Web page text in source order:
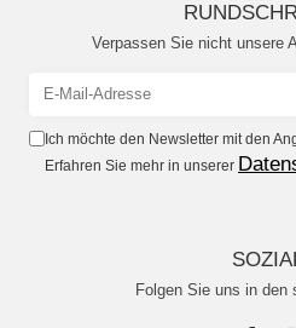
Verpassen Sie nicht unsere
Ich möchte den Newsletter mit den
Erfahren Sie mehr in unserer
Folgen Sie uns in den